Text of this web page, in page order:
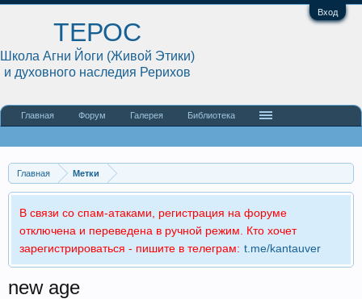
Вход
Главная Метки
В связи со спам-атаками, регистрация на форуме
отключена и переведена в ручной режим. Кто хочет
зарегистрироваться - пишите в телеграм: t.me/kantauver
new age
ТЕРОС
Школа Агни Йоги (Живой Этики)
и духовного наследия Рерихов
Главная Форум Галерея Библиотека